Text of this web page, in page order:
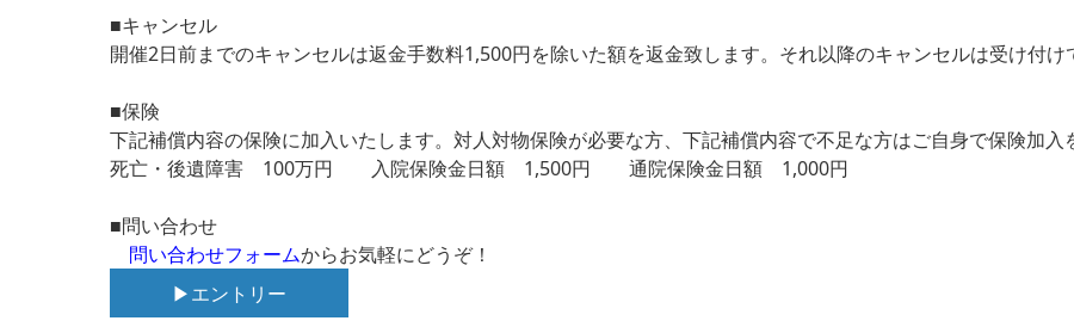
■キャンセル
開催2日前までのキャンセルは返金手数料1,500円を除いた額を返金致します。それ以降のキャンセルは受け付け
■保険
下記補償内容の保険に加入いたします。 対人対物保険が必要な方、 下記補償内容で不足な方はご自身で保険加入
死亡・後遺障害 100万円 入院保険金日額 1,500円 通院保険金日額 1,000円
■問い合わせ
問い合わせフォームからお気軽にどうぞ！
▶エントリー